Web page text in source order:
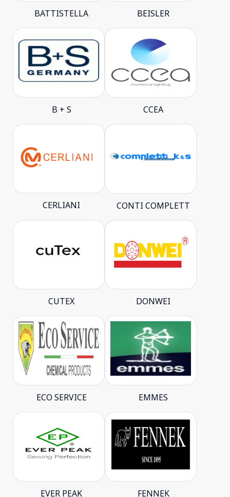
BATTISTELLA BEISLER
B + S CCEA
CERLIANI CONTI COMPLETT
CUTEX DONWEI
ECO SERVICE EMMES
EVER PEAK FENNEK